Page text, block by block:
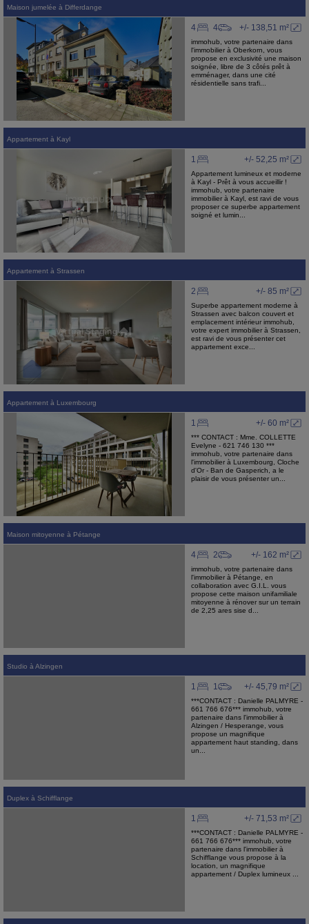
Maison jumelée à Differdange
+/- 138,51 m²
4 4
immohub, votre partenaire dans
l'immobilier à Oberkorn, vous
propose en exclusivité une maison
soignée, libre de 3 côtés prêt à
emménager, dans une cité
résidentielle sans trafi...
Appartement à Kayl
+/- 52,25 m²
1
Appartement lumineux et moderne
à Kayl - Prêt à vous accueillir !
immohub, votre partenaire
immobilier à Kayl, est ravi de vous
proposer ce superbe appartement
soigné et lumin...
Appartement à Strassen
+/- 85 m²
2
Superbe appartement moderne à
Strassen avec balcon couvert et
emplacement intérieur immohub,
votre expert immobilier à Strassen,
est ravi de vous présenter cet
appartement exce...
Appartement à Luxembourg
+/- 60 m²
1
*** CONTACT : Mme. COLLETTE
Evelyne - 621 746 130 ***
immohub, votre partenaire dans
l'immobilier à Luxembourg, Cloche
d'Or - Ban de Gasperich, a le
plaisir de vous présenter un...
Maison mitoyenne à Pétange
+/- 162 m²
4 2
immohub, votre partenaire dans
l'immobilier à Pétange, en
collaboration avec G.I.L. vous
propose cette maison unifamiliale
mitoyenne à rénover sur un terrain
de 2,25 ares sise d...
Studio à Alzingen
+/- 45,79 m²
1 1
***CONTACT : Danielle PALMYRE -
661 766 676*** immohub, votre
partenaire dans l'immobilier à
Alzingen / Hesperange, vous
propose un magnifique
appartement haut standing, dans
un...
Duplex à Schifflange
+/- 71,53 m²
1
***CONTACT : Danielle PALMYRE -
661 766 676*** immohub, votre
partenaire dans l'immobilier à
Schifflange vous propose à la
location, un magnifique
appartement / Duplex lumineux ...